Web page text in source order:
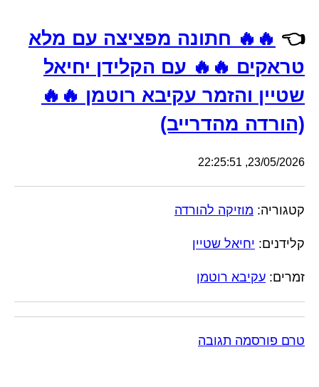
👈 🔥🔥 חתונה מפציצה עם מלא
טראקים 🔥🔥 עם הקלידן יחיאל
שטיין והזמר עקיבא רוטמן 🔥🔥
(הורדה מהדרייב)
23/05/2026, 22:25:51
קטגוריה: מוזיקה להורדה
קלידנים: יחיאל שטיין
זמרים: עקיבא רוטמן
טרם פורסמה תגובה